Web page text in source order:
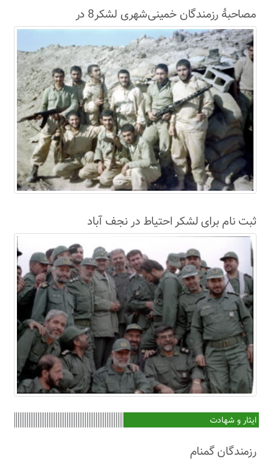
مصاحبۀ رزمندگان خمینی‌شهری لشکر8 در
سال63+فیلم
ثبت نام برای لشکر احتیاط در نجف آباد
ایثار و شهادت
رزمندگان گمنام